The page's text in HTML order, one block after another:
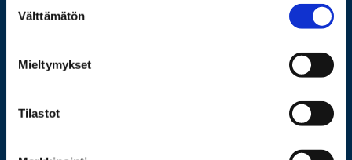
valinta
Välttämätön
Mieltymykset
Tilastot